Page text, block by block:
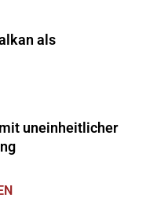
als
uneinheitlicher